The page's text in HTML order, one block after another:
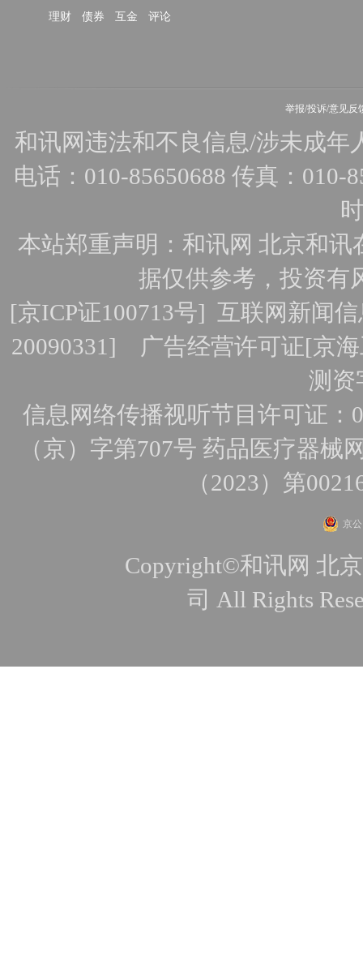
理财 债券 互金 评论
举报/投诉/意见反
和讯网违法和不良信息/涉未成年
电话：010-85650688 传真：010-
本站郑重声明：和讯网 北京和
据仅供参考，投资有
[京ICP证100713号]互联网新闻
20090331] 广告经营许可证[京
测资
信息网络传播视听节目许可证：
（京）字第707号 药品医疗器械
（2023）第
京
Copyright©和讯网 北
司 All Rights